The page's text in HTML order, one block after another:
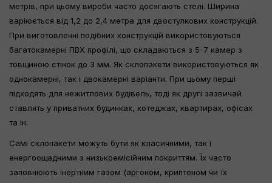
метрів, при цьому вироби часто досягають стелі. Ширина
варіюється від 1,2 до 2,4 метра для двостулкових конструкцій.
При виготовленні подібних конструкцій використовуються
багатокамерні ПВХ профілі, що складаються з 5-7 камер з
товщиною стінок до 3 мм. Як склопакети використовуються як
однокамерні, так і двокамерні варіанти. При цьому перші
підходять для нежитлових будівель, тоді як другі зазвичай
ставлять у приватних будинках, котеджах, квартирах, офісах
та ін.
Самі склопакети можуть бути як класичними, так і
енергоощадними з низькоемісійним покриттям. Їх часто
заповнюють інертним газом (аргоном, криптоном чи їх